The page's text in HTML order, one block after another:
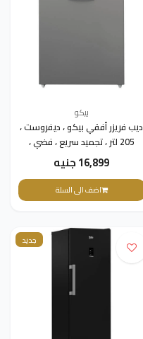
بيكو
ديب فريزر أفقي بيكو ، ديفروست ،
205 لتر ، تجميد سريع ، فضي ،
HS20510SEG
16,899 جنيه
اضف الى السلة
جديد